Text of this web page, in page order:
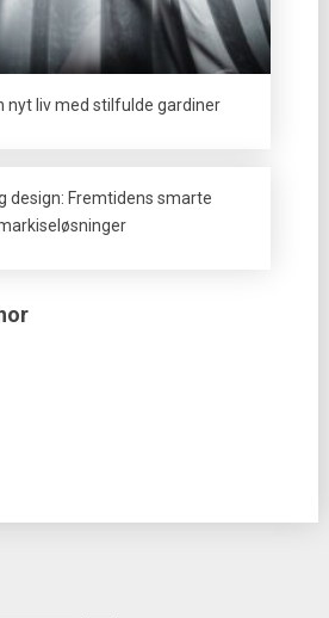
nyt liv med stilfulde gardiner
design: Fremtidens smarte